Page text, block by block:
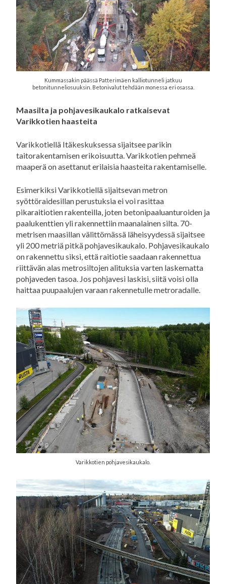
Kummassakin päässä Patterimäen kalliotunneli jatkuu
betonitunneliosuuksin. Betonivalut tehdään monessa eri osassa.
Maasilta ja pohjavesikaukalo ratkaisevat
Varikkotien haasteita
Varikkotiellä Itäkeskuksessa sijaitsee parikin
taitorakentamisen erikoisuutta. Varikkotien pehmeä
maaperä on asettanut erilaisia haasteita rakentamiselle.
Esimerkiksi Varikkotiellä sijaitsevan metron
syöttöraidesillan perustuksia ei voi rasittaa
pikaraitiotien rakenteilla, joten betonipaaluanturoiden ja
paalukenttien yli rakennettiin maanalainen silta. 70-
metrisen maasillan välittömässä läheisyydessä sijaitsee
yli 200 metriä pitkä pohjavesikaukalo. Pohjavesikaukalo
on rakennettu siksi, että raitiotie saadaan rakennettua
riittävän alas metrosiltojen alituksia varten laskematta
pohjaveden tasoa. Jos pohjavesi laskisi, siitä voisi olla
haittaa puupaalujen varaan rakennetulle metroradalle.
Varikkotien pohjavesikaukalo.